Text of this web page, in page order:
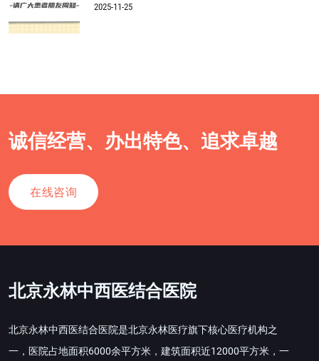
2025-11-25
诚信经营、办出特色、追求卓越
在线咨询
北京永林中西医结合医院
北京永林中西医结合医院是北京永林医疗旗下核心医疗机构之
一，医院占地面积6000余平方米，建筑面积近12000平方米，一